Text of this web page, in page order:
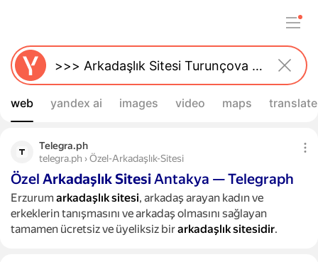
web yandex ai images video maps translate
Telegra.ph
telegra.ph › Özel-Arkadaşlık-Sitesi
Özel Arkadaşlık SitesiAntakya — Telegraph
Erzurum arkadaşlıksitesi, arkadaş arayan kadın ve
erkeklerin tanışmasını ve arkadaş olmasını sağlayan
tamamen ücretsiz ve üyeliksiz birarkadaşlıksitesidir.